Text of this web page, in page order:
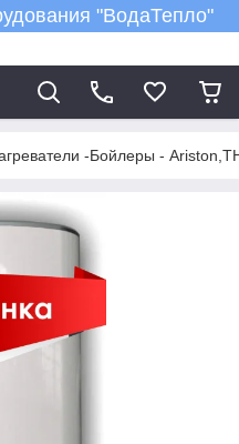
"ВодаТепло"
-Бойлеры -